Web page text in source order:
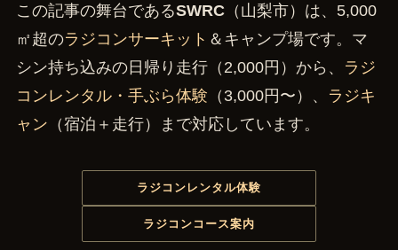
この記事の舞台であるSWRC（山梨市）は、5,000
㎡超のラジコンサーキット ＆キャンプ場です。マ
シン持ち込みの日帰り走行（2,000円）から、
ラジ
コンレンタル・手ぶら体験 （3,000円〜）、
ラジキ
ャン （宿泊＋走行）まで対応しています。
ラジコンレンタル体験
ラジコンコース案内